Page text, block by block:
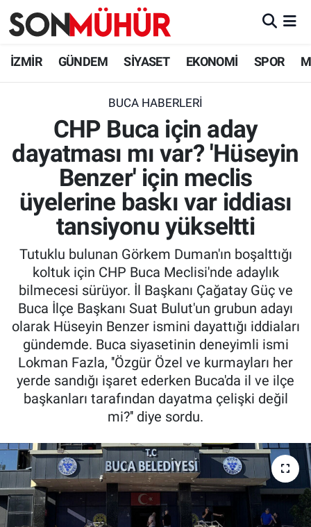
İZMİR GÜNDEM SİYASET EKONOMİ SPOR
BUCA HABERLERI
CHP Buca için aday
dayatması mı var? 'Hüseyin
Benzer' için meclis
üyelerine baskı var iddiası
tansiyonu yükseltti
Tutuklu bulunan Görkem Duman'ın boşalttığı
koltuk için CHP Buca Meclisi'nde adaylık
bilmecesi sürüyor. İl Başkanı Çağatay Güç ve
Buca İlçe Başkanı Suat Bulut'un grubun adayı
olarak Hüseyin Benzer ismini dayattığı iddiaları
gündemde. Buca siyasetinin deneyimli ismi
Lokman Fazla, ''Özgür Özel ve kurmayları her
yerde sandığı işaret ederken Buca'da il ve ilçe
başkanları tarafından dayatma çelişki değil
mi?'' diye sordu.
İzmir Nöbetçi Eczaneler
İzmir Namaz Vakitleri
İzmir Trafik Yoğunluk Haritası
Süper Lig Puan Durumu ve Fikstür
Tüm Manşetler
Son Dakika Haberleri
Haber Arşivi